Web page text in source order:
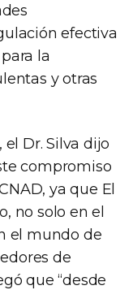
efectiva
la
y otras
Dr. Silva dijo
compromiso
ya que El
no solo en el
el mundo de
de
que “desde